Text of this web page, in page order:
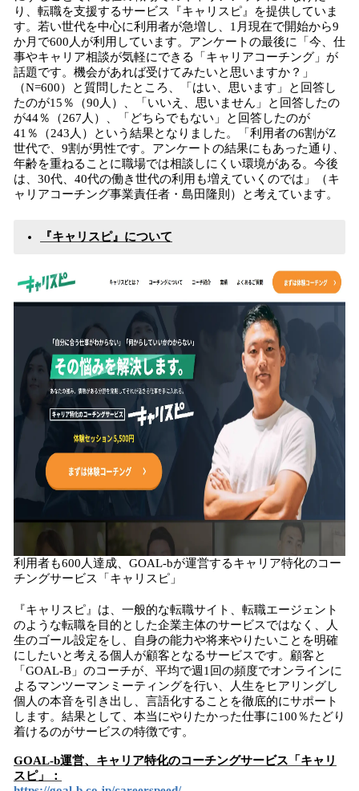
り、転職を支援するサービス『キャリスピ』を提供していま
す。若い世代を中心に利用者が急増し、1月現在で開始から9
か月で600人が利用しています。アンケートの最後に「今、仕
事やキャリア相談が気軽にできる「キャリアコーチング」が
話題です。機会があれば受けてみたいと思いますか？」
（N=600）と質問したところ、「はい、思います」と回答し
たのが15％（90人）、「いいえ、思いません」と回答したの
が44％（267人）、「どちらでもない」と回答したのが
41％（243人）という結果となりました。「利用者の6割がZ
世代で、9割が男性です。アンケートの結果にもあった通り、
年齢を重ねることに職場では相談しにくい環境がある。今後
は、30代、40代の働き世代の利用も増えていくのでは」（キ
ャリアコーチング事業責任者・島田隆則）と考えています。
『キャリスピ』について
利用者も600人達成、GOAL-bが運営するキャリア特化のコー
チングサービス「キャリスピ」
『キャリスピ』は、一般的な転職サイト、転職エージェント
のような転職を目的とした企業主体のサービスではなく、人
生のゴール設定をし、自身の能力や将来やりたいことを明確
にしたいと考える個人が顧客となるサービスです。顧客と
「GOAL-B」のコーチが、平均で週1回の頻度でオンラインに
よるマンツーマンミーティングを行い、人生をヒアリングし
個人の本音を引き出し、言語化することを徹底的にサポート
します。結果として、本当にやりたかった仕事に100％たどり
着けるのがサービスの特徴です。
GOAL-b運営、キャリア特化のコーチングサービス「キャリ
スピ」：